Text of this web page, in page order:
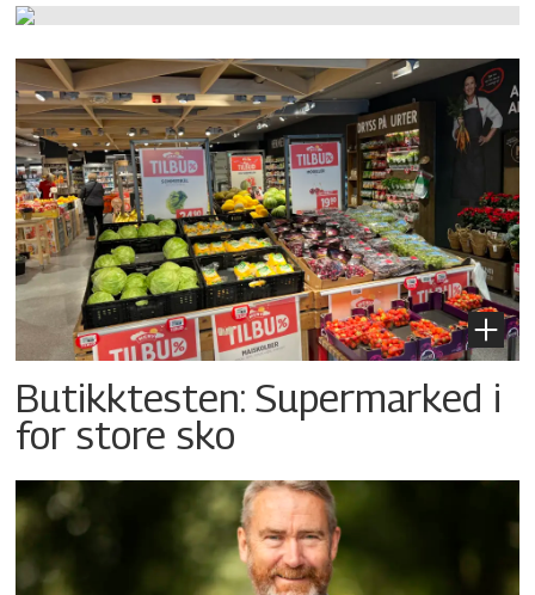
Butikktesten: Supermarked i
for store sko